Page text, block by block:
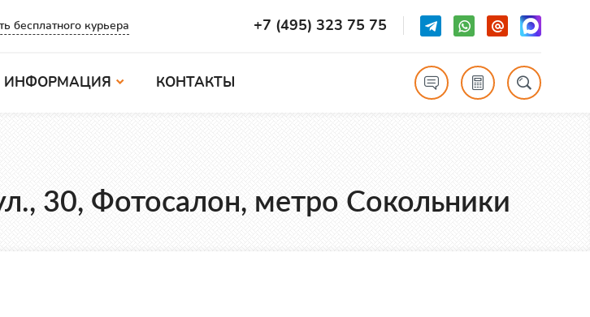
бесплатного курьера +7 (495) 323 75 75
ИНФОРМАЦИЯ КОНТАКТЫ
30, Фотосалон, метро Сокольники